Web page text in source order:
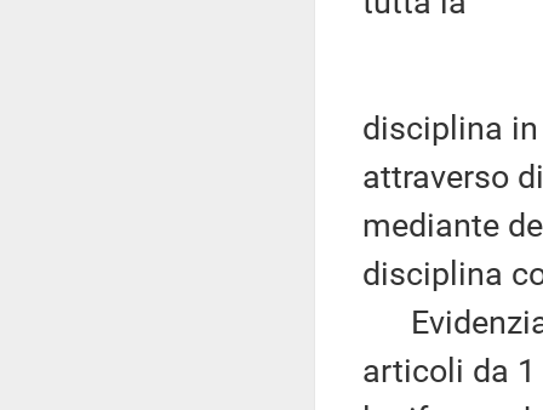
disciplina
attraverso
mediante
disciplina
Evidenzia
articoli da 1